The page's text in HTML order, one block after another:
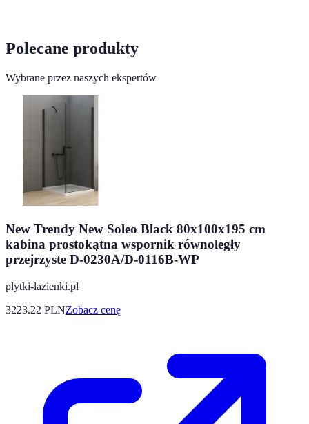
Polecane produkty
Wybrane przez naszych ekspertów
New Trendy New Soleo Black 80x100x195 cm
kabina prostokątna wspornik równoległy
przejrzyste D-0230A/D-0116B-WP
plytki-lazienki.pl
3223.22 PLNZobacz cenę